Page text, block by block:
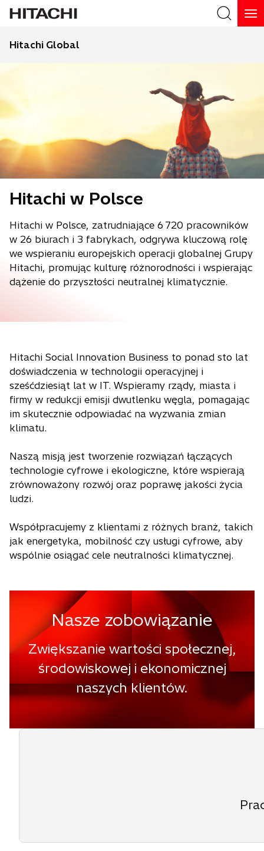
Hitachi Global
Hitachi w Polsce
Hitachi w Polsce, zatrudniające 6 720 pracowników
w 26 biurach i 3 fabrykach, odgrywa kluczową rolę
we wspieraniu europejskich operacji globalnej Grupy
Hitachi, promując kulturę różnorodności i wspierając
dążenie do przyszłości neutralnej klimatycznie.
Hitachi Social Innovation Business to ponad sto lat
doświadczenia w technologii operacyjnej i
sześćdziesiąt lat w IT. Wspieramy rządy, miasta i
firmy w redukcji emisji dwutlenku węgla, pomagając
im skutecznie odpowiadać na wyzwania zmian
klimatu.
Naszą misją jest tworzenie rozwiązań łączących
technologie cyfrowe i ekologiczne, które wspierają
zrównoważony rozwój oraz poprawę jakości życia
ludzi.
Współpracujemy z klientami z różnych branż, takich
jak energetyka, mobilność czy usługi cyfrowe, aby
wspólnie osiągać cele neutralności klimatycznej.
Nasze zobowiązanie
Zwiększanie wartości społecznej,
środowiskowej i ekonomicznej
naszych klientów.